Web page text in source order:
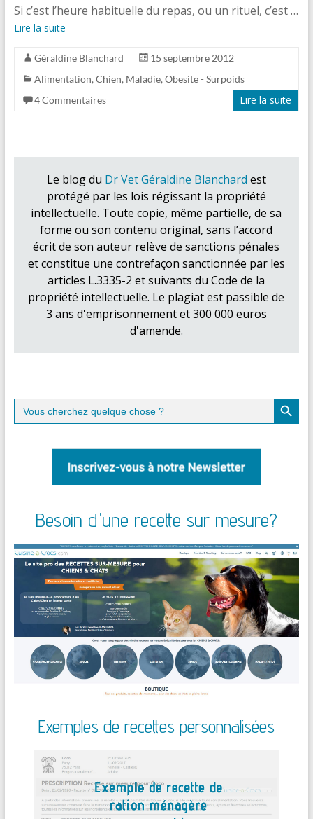
Si c’est l’heure habituelle du repas, ou un rituel, c’est …
Lire la suite
Géraldine Blanchard
15 septembre 2012
Alimentation, Chien, Maladie, Obesite - Surpoids
4 Commentaires
Lire la suite
Le blog du Dr Vet Géraldine Blanchard est
protégé par les lois régissant la propriété
intellectuelle. Toute copie, même partielle, de sa
forme ou son contenu original, sans l’accord
écrit de son auteur relève de sanctions pénales
et constitue une contrefaçon sanctionnée par les
articles L.3335-2 et suivants du Code de la
propriété intellectuelle. Le plagiat est passible de
3 ans d'emprisonnement et 300 000 euros
d'amende.
Search
for:
Search Button
Besoin d'une recette sur mesure?
Exemples de recettes personnalisées